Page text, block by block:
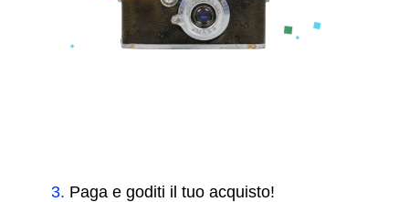
3. Paga e goditi il tuo acquisto!